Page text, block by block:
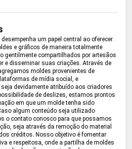
um papel central ao oferecer
e gráficos de maneira totalmente
gentilmente compartilhados por artesãos
e disseminar suas criações. Através de
moldes provenientes de
de mídia social, e
devidamente atribuído aos criadores
de deslizes, estamos prontos
em que um molde tenha sido
algum conteúdo seja utilizado
o contato conosco para que possamos
seja através da remoção do material
créditos. Nosso objetivo é fomentar
e respeitosa, onde a partilha de moldes